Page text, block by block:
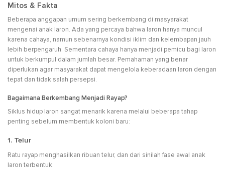
Mitos & Fakta
Beberapa anggapan umum sering berkembang di masyarakat
mengenai anak laron. Ada yang percaya bahwa laron hanya muncul
karena cahaya, namun sebenarnya kondisi iklim dan kelembapan jauh
lebih berpengaruh. Sementara cahaya hanya menjadi pemicu bagi laron
untuk berkumpul dalam jumlah besar. Pemahaman yang benar
diperlukan agar masyarakat dapat mengelola keberadaan laron dengan
tepat dan tidak salah persepsi.
Bagaimana Berkembang Menjadi Rayap?
Siklus hidup laron sangat menarik karena melalui beberapa tahap
penting sebelum membentuk koloni baru:
1. Telur
Ratu rayap menghasilkan ribuan telur, dan dari sinilah fase awal anak
laron terbentuk.